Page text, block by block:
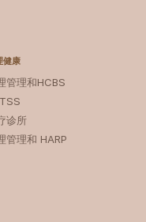
健康
管理和HCBS
诊所
管理和 HARP